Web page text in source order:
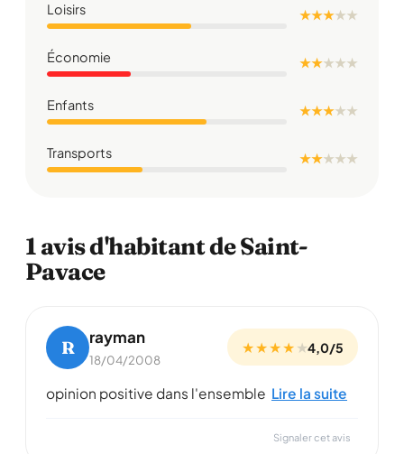
Loisirs ★ ★ ★★★
Économie ★ ★★★★
Enfants ★ ★ ★★★
Transports ★ ★★★★
1 avis d'habitant de Saint-
Pavace
R rayman
18/04/2008
★ ★ ★ ★★4,0/5
opinion positive dans l'ensemble Lire la suite
Signaler cet avis